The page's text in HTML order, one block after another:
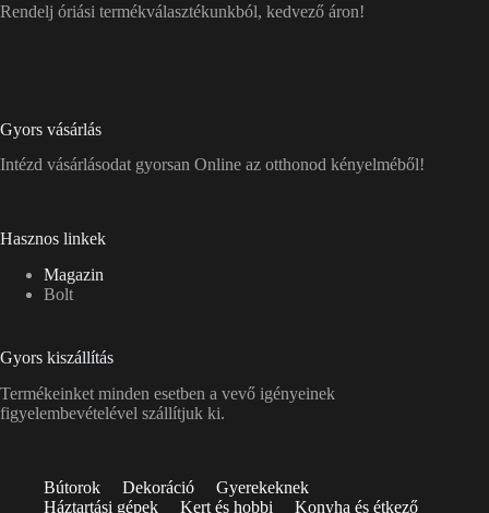
Rendelj óriási termékválasztékunkból, kedvező áron!
Gyors vásárlás
Intézd vásárlásodat gyorsan Online az otthonod kényelméből!
Hasznos linkek
Magazin
Bolt
Gyors kiszállítás
Termékeinket minden esetben a vevő igényeinek
figyelembevételével szállítjuk ki.
Bútorok Dekoráció
Gyerekeknek
Háztartási gépek
Kert és hobbi Konyha és étkező